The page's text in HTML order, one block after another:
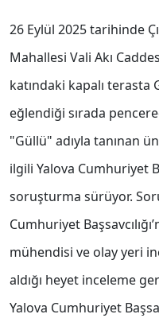
26 Eylül 2025 tarihinde
Mahallesi Vali Akı
katındaki kapalı terasta
eğlendiği sırada
"Güllü" adıyla tanınan
ilgili Yalova Cumhuriyet
soruşturma sürüyor.
Cumhuriyet
mühendisi ve olay yeri
aldığı heyet inceleme
Yalova Cumhuriyet